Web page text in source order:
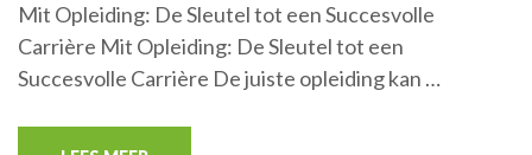
Mit Opleiding: De Sleutel tot een Succesvolle
Carrière Mit Opleiding: De Sleutel tot een
Succesvolle Carrière De juiste opleiding kan …